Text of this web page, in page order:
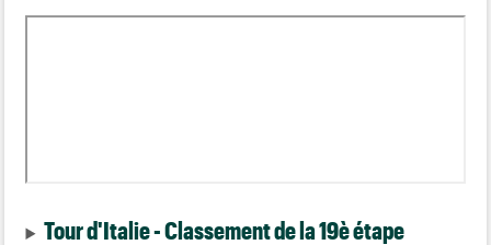
Tour d'Italie - Classement de la 19è étape